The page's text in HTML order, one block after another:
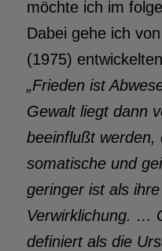
möchte ich im
Dabei gehe ich
(1975)
„Frieden ist
Gewalt liegt dann
beeinflußt werden,
somatische und
geringer ist als
Verwirklichung. …
definiert als die